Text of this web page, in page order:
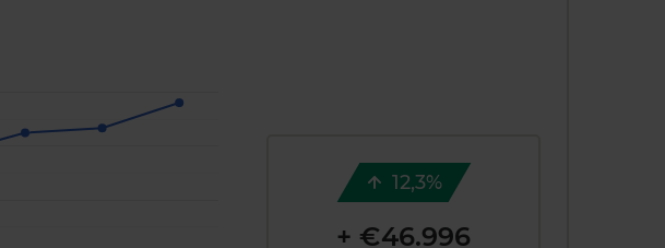
12,3%
+ €46.996